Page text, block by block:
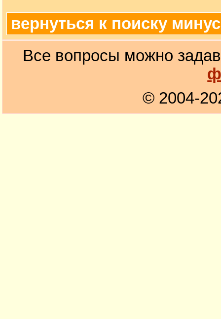
вернуться к поиску
Все вопросы можно
© 2004-